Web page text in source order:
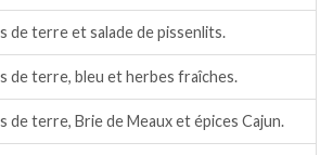
de terre et salade de pissenlits.
de terre, bleu et herbes fraîches.
de terre, Brie de Meaux et épices Cajun.